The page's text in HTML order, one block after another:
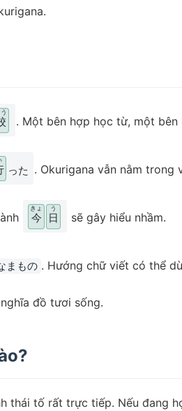
. Một bên hợp học từ, một bên
った . Okurigana vẫn nằm trong
今
きょ
日
う
sẽ gây hiểu nhầm.
まもの . Hướng chữ viết có thể
đồ tươi sống.
thái tố rất trực tiếp. Nếu đang